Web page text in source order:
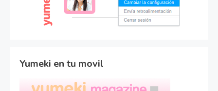
Yumeki en tu movil